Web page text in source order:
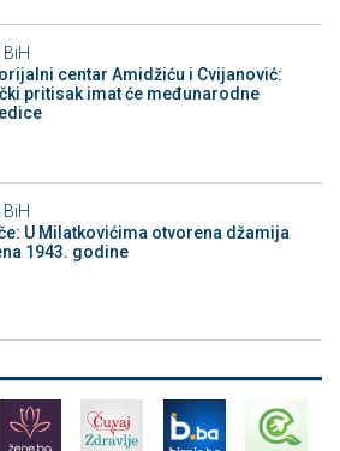
BiH
centar Amidžiću i Cvijanović:
pritisak imat će međunarodne
BiH
U Milatkovićima otvorena džamija
1943. godine